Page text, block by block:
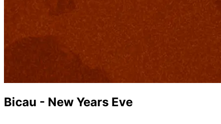
Bicau - New Years Eve